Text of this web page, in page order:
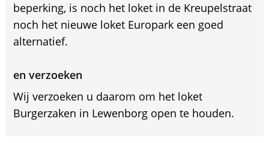
beperking, is noch het loket in de Kreupelstraat
noch het nieuwe loket Europark een goed
alternatief.
en verzoeken
Wij verzoeken u daarom om het loket
Burgerzaken in Lewenborg open te houden.